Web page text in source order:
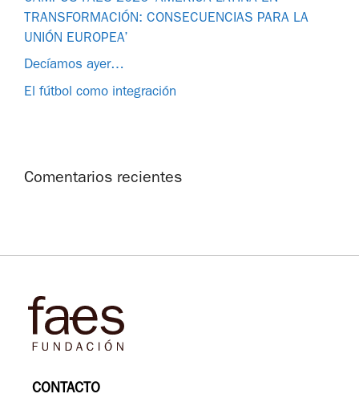
TRANSFORMACIÓN: CONSECUENCIAS PARA LA
UNIÓN EUROPEA’
Decíamos ayer…
El fútbol como integración
Comentarios recientes
CONTACTO